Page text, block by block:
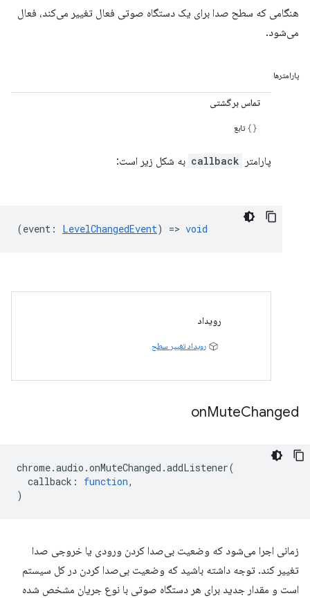
هنگامی که سطح صدا برای یک دستگاه صوتی فعال تغییر می‌کند، فعال
می‌شود.
پارامترها
تماس برگشتی
تابع
پارامتر callback به شکل زیر است:
(event : LevelChangedEvent) => void
رویداد
رویداد تغییر سطح
onMuteChanged
chrome.audio .onMuteChanged .addListener(
callback : function,
)
زمانی اجرا می‌شود که وضعیت بی‌صدا کردن ورودی یا خروجی صدا
تغییر کند. توجه داشته باشید که وضعیت بی‌صدا کردن در کل سیستم
است و مقدار جدید برای هر دستگاه صوتی با نوع جریان مشخص شده